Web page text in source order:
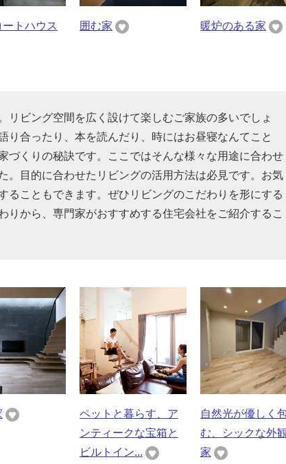
トハウス 囲む家 暖炉のある家
リビング空間を広く設けて楽しむご家族の多いでしょ
り合ったり、本を読んだり、時にはお昼寝なんてこと
づくりの秘訣です。ここではそんな様々な用途に合わせ
。目的に合わせたリビングの活用方法は必見です。お気
ることもできます。ぜひリビングのこだわりを形にする
から、専門家がおすすめする住宅会社をご紹介するこ
ペットと暮らす、ア
ンティークな宝箱と
ビルトイン...
自然光が優しく
む、シックな外
家